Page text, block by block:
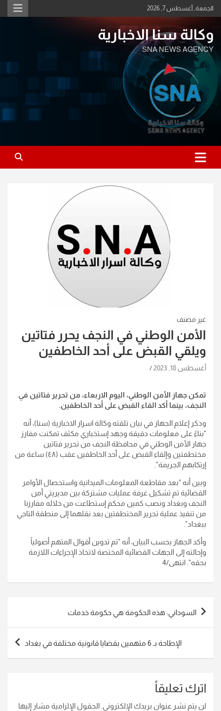
Skip
to
الجمعة, أغسطس 7, 2026
وكالة سنا الاخبارية
SNA NEWS AGENCY
غير مصنف
الأمن الوطني في النجف يحرر فتاتين
ويلقي القبض على أحد الخاطفين
أغسطس 18, 2023
تمكن جهاز الأمن الوطني، اليوم الاربعاء، من تحرير فتاتين في
النجف، بينما أكد القاء القبض على أحد الخاطفين.
وذكر إعلام الجهاز في بيان تلقته وكالة اسرار الاخبارية (سنا)، أنه
"بناءً على معلومات دقيقة وجهد إستخباري مكثف تمكنت مفارز
جهاز الأمن الوطني في محافظة النجف من تحرير فتاتين
مختطفتين وإلقاء القبض على أحد الخاطفين عقب (٤٨) ساعة من
إرتكابهم الجريمة".
وبين أنه "بعد مقاطعة المعلومات الميدانية واستحصال الأوامر
القضائية تم تشكيل غرفة عمليات مشتركة بين مديريتي أمن
النجف وبغداد ونصب كمين محكم إستطاعت من خلاله مفارزنا
من تنفيذ عملية تحرير المختطفتين بعد نقلهما إلى منطقة التاجي
ببغداد".
وأكد الجهاز بحسب البيان، أنه "تم تدوين أقوال المتهم أصولياً
وإحالته إلى الجهات القضائية المختصة لاتخاذ الإجراءات اللازمة
بحقه". انتهى/4
تصفّح
المقالات
السوداني: هذه الحكومة هي حكومة خدمات
الإطاحة بـ 6 متهمين بقضايا قانونية مختلفة في بغداد
اترك تعليقاً
لن يتم نشر عنوان بريدك الإلكتروني. الحقول الإلزامية مشار إليها